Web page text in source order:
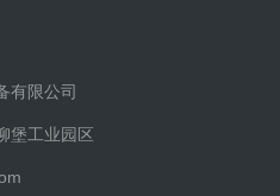
有限公司
堡工业园区